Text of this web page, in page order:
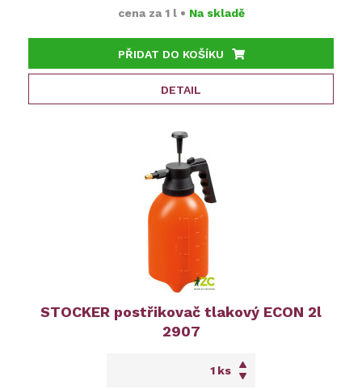
cena za 1 l • Na skladě
PŘIDAT DO KOŠÍKU
DETAIL
STOCKER postřikovač tlakový ECON 2l
2907
ks